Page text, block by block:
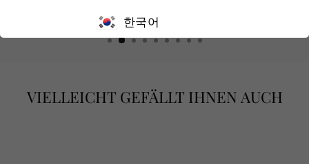
VIELLEICHT GEFÄLLT IHNEN AUCH
한국어